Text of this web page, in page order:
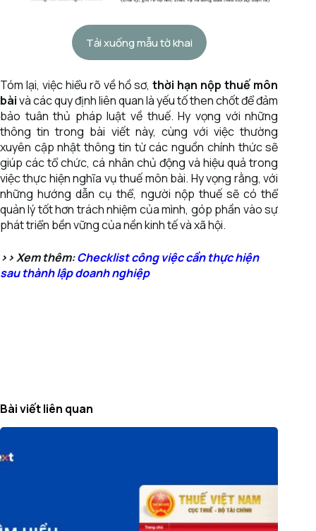
Tải xuống mẫu tờ khai
Tóm lại, việc hiểu rõ về hồ sơ,thời hạn nộp thuế môn
bàivà các quy định liên quan là yếu tố then chốt để đảm
bảo tuân thủ pháp luật về thuế. Hy vọng với những
thông tin trong bài viết này, cùng với việc thường
xuyên cập nhật thông tin từ các nguồn chính thức sẽ
giúp các tổ chức, cá nhân chủ động và hiệu quả trong
việc thực hiện nghĩa vụ thuế môn bài. Hy vọng rằng, với
những hướng dẫn cụ thể, người nộp thuế sẽ có thể
quản lý tốt hơn trách nhiệm của mình, góp phần vào sự
phát triển bền vững của nền kinh tế và xã hội.
>> Xem thêm:Checklist công việc cần thực hiện
sau thành lập doanh nghiệp
Bài viết liên quan